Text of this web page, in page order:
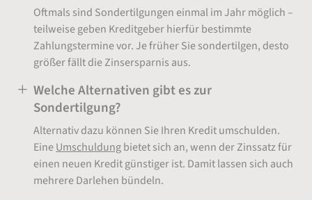
Oftmals sind Sondertilgungen einmal im Jahr möglich –
teilweise geben Kreditgeber hierfür bestimmte
Zahlungstermine vor. Je früher Sie sondertilgen, desto
größer fällt die Zinsersparnis aus.
Welche Alternativen gibt es zur
Sondertilgung?
Alternativ dazu können Sie Ihren Kredit umschulden.
EineUmschuldungbietet sich an, wenn der Zinssatz für
einen neuen Kredit günstiger ist. Damit lassen sich auch
mehrere Darlehen bündeln.